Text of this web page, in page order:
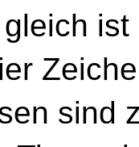
sind